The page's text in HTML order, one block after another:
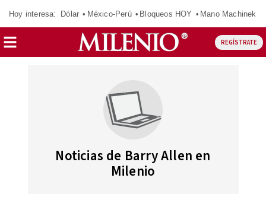
Hoy interesa: Dólar México-Perú Bloqueos HOY Mano Machinek
REGÍSTRATE
Noticias de Barry Allen en
Milenio